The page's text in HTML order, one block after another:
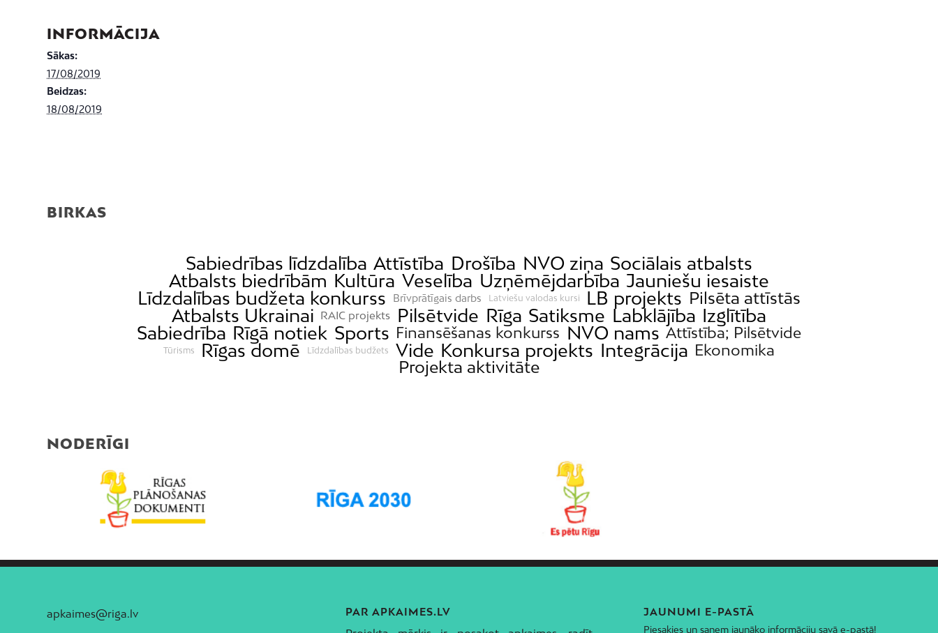
INFORMĀCIJA
Sākas:
17/08/2019
Beidzas:
18/08/2019
BIRKAS
Sabiedrības līdzdalība Attīstība Drošība NVO ziņa Sociālais atbalsts
Atbalsts biedrībām Kultūra Veselība Uzņēmējdarbība Jauniešu iesaiste
Līdzdalības budžeta konkurss
Brīvprātīgais darbs Latviešu valodas kursi LB projekts Pilsēta attīstās
Atbalsts Ukrainai RAIC projekts Pilsētvide Rīga Satiksme Labklājība Izglītība
Sabiedrība Rīgā notiek Sports Finansēšanas konkurss NVO nams Attīstība; Pilsētvide
Tūrisms Rīgas domē Līdzdalības budžets Vide Konkursa projekts Integrācija Ekonomika
Projekta aktivitāte
NODERĪGI
apkaimes@riga.lv PAR APKAIMES.LV JAUNUMI E-PASTĀ
Piesakies un saņem jaunāko informāciju savā e-pastā!